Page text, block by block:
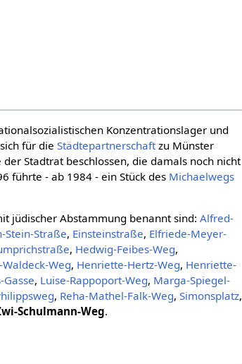
Konzentrationslager und
für dieStädtepartnerschaft zu Münster
der Stadtrat beschlossen, die damals noch nicht
führte - ab 1984 - ein Stück des Michaelwegs
jüdischer Abstammung benannt sind:Alfred-
Stein-Straße, Einsteinstraße, Elfriede-Meyer-
, Hedwig-Feibes-Weg,
Weg, Henriette-Hertz-Weg, Henriette-
Gasse, Luise-Rappoport-Weg, Marga-Spiegel-
, Reha-Mathel-Falk-Weg,Simonsplatz,
Schulmann-Weg.